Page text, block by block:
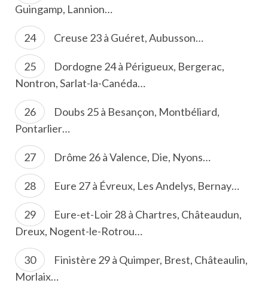
Guingamp, Lannion…
Creuse 23 à Guéret, Aubusson…
Dordogne 24 à Périgueux, Bergerac,
Nontron, Sarlat-la-Canéda…
Doubs 25 à Besançon, Montbéliard,
Pontarlier…
Drôme 26 à Valence, Die, Nyons…
Eure 27 à Évreux, Les Andelys, Bernay…
Eure-et-Loir 28 à Chartres, Châteaudun,
Dreux, Nogent-le-Rotrou…
Finistère 29 à Quimper, Brest, Châteaulin,
Morlaix…